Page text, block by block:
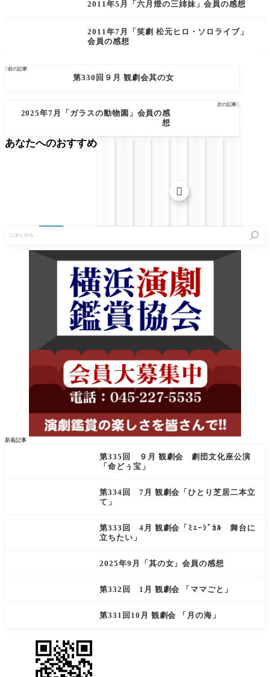
2011年5月「六月燈の三姉妹」会員の感想
2011年7月「笑劇 松元ヒロ・ソロライブ」
会員の感想
前の記事
第330回９月 観劇会其の女
次の記事
2025年7月「ガラスの動物園」会員の感
想
新着記事
第335回 ９月 観劇会 劇団文化座公演
「命どぅ宝」
第334回 7月 観劇会「ひとり芝居二本立
て」
第333回 4月 観劇会「ﾐｭｰｼﾞｶﾙ 舞台に
立ちたい」
2025年9月「其の女」会員の感想
第332回 1月 観劇会 「ママごと」
第331回10月 観劇会 「月の海」
あなたへのおすすめ
